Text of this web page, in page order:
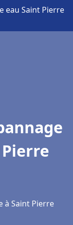
eau Saint Pierre
à Saint Pierre